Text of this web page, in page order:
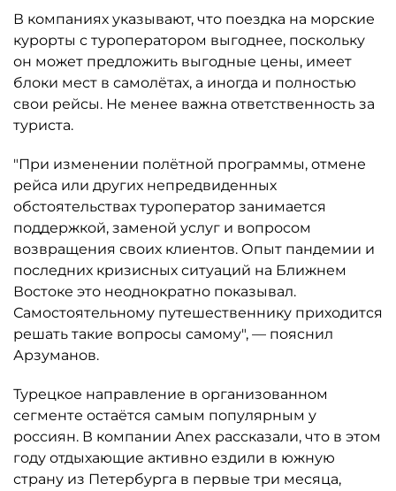
В компаниях указывают, что поездка на морские
курорты с туроператором выгоднее, поскольку
он может предложить выгодные цены, имеет
блоки мест в самолётах, а иногда и полностью
свои рейсы. Не менее важна ответственность за
туриста.
"При изменении полётной программы, отмене
рейса или других непредвиденных
обстоятельствах туроператор занимается
поддержкой, заменой услуг и вопросом
возвращения своих клиентов. Опыт пандемии и
последних кризисных ситуаций на Ближнем
Востоке это неоднократно показывал.
Самостоятельному путешественнику приходится
решать такие вопросы самому", — пояснил
Арзуманов.
Турецкое направление в организованном
сегменте остаётся самым популярным у
россиян. В компании Anex рассказали, что в этом
году отдыхающие активно ездили в южную
страну из Петербурга в первые три месяца,